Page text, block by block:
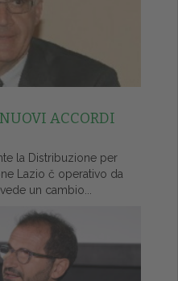
ACCORDI
la Distribuzione per
Lazio č operativo da
un cambio...